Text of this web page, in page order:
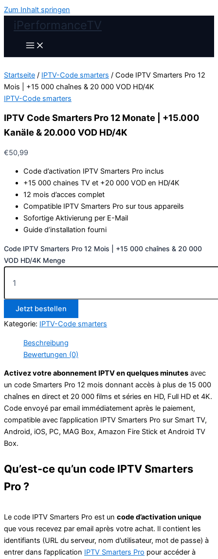
Zum Inhalt springen
iPerformanceTV
Startseite / IPTV-Code smarters / Code IPTV Smarters Pro 12
Mois | +15 000 chaînes & 20 000 VOD HD/4K
IPTV-Code smarters
IPTV Code Smarters Pro 12 Monate | +15.000
Kanäle & 20.000 VOD HD/4K
€50,99
Code d’activation IPTV Smarters Pro inclus
+15 000 chaines TV et +20 000 VOD en HD/4K
12 mois d’acces complet
Compatible IPTV Smarters Pro sur tous appareils
Sofortige Aktivierung per E-Mail
Guide d’installation fourni
Code IPTV Smarters Pro 12 Mois | +15 000 chaînes & 20 000
VOD HD/4K Menge
Jetzt bestellen
Kategorie: IPTV-Code smarters
Beschreibung
Bewertungen (0)
Activez votre abonnement IPTV en quelques minutes avec
un code Smarters Pro 12 mois donnant accès à plus de 15 000
chaînes en direct et 20 000 films et séries en HD, Full HD et 4K.
Code envoyé par email immédiatement après le paiement,
compatible avec l’application IPTV Smarters Pro sur Smart TV,
Android, iOS, PC, MAG Box, Amazon Fire Stick et Android TV
Box.
Qu’est-ce qu’un code IPTV Smarters
Pro ?
Le code IPTV Smarters Pro est un code d’activation unique
que vous recevez par email après votre achat. Il contient les
identifiants (URL du serveur, nom d’utilisateur, mot de passe) à
entrer dans l’application IPTV Smarters Pro pour accéder à